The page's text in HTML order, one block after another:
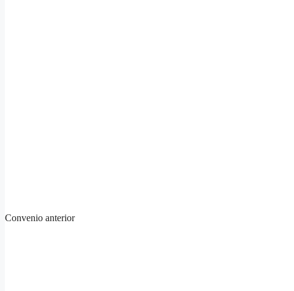
Convenio anterior